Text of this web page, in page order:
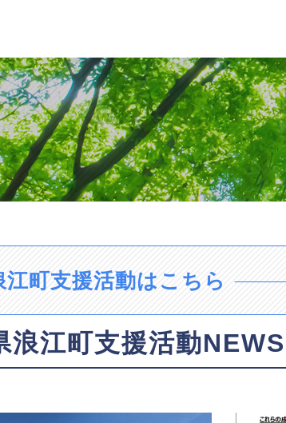
江町支援活動はこちら
浪江町支援活動NEWS